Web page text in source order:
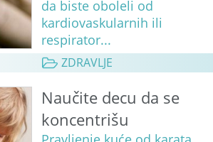
da biste oboleli od
kardiovaskularnih ili
respirator...
ZDRAVLJE
Naučite decu da se
koncentrišu